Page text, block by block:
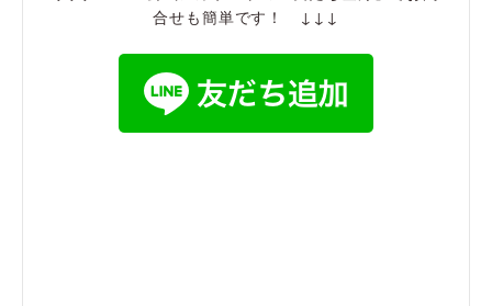
合せも簡単です！ ↓↓↓